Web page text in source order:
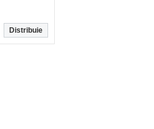
Distribuie